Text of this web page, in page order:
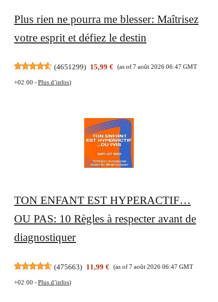
Plus rien ne pourra me blesser: Maîtrisez
votre esprit et défiez le destin
(4651299) 15,99 € (as of 7 août 2026 06:47 GMT
+02:00 - Plus d’infos)
TON ENFANT EST HYPERACTIF…
OU PAS: 10 Règles à respecter avant de
diagnostiquer
(475663) 11,99 € (as of 7 août 2026 06:47 GMT
+02:00 - Plus d’infos)